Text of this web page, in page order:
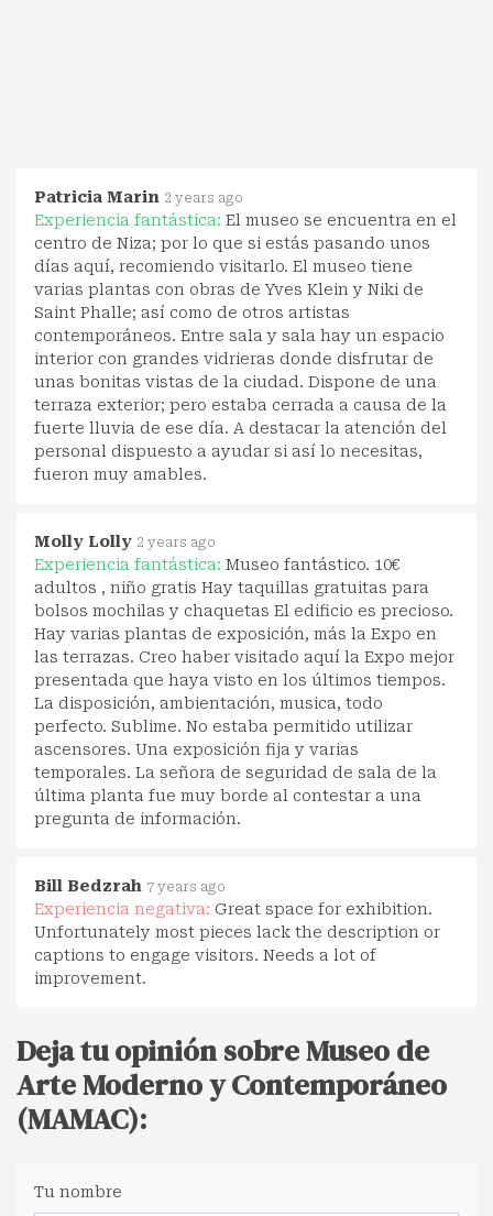
Patricia Marin 2 years ago
Experiencia fantástica: El museo se encuentra en el
centro de Niza; por lo que si estás pasando unos
días aquí, recomiendo visitarlo. El museo tiene
varias plantas con obras de Yves Klein y Niki de
Saint Phalle; así como de otros artistas
contemporáneos. Entre sala y sala hay un espacio
interior con grandes vidrieras donde disfrutar de
unas bonitas vistas de la ciudad. Dispone de una
terraza exterior; pero estaba cerrada a causa de la
fuerte lluvia de ese día. A destacar la atención del
personal dispuesto a ayudar si así lo necesitas,
fueron muy amables.
Molly Lolly 2 years ago
Experiencia fantástica: Museo fantástico. 10€
adultos , niño gratis Hay taquillas gratuitas para
bolsos mochilas y chaquetas El edificio es precioso.
Hay varias plantas de exposición, más la Expo en
las terrazas. Creo haber visitado aquí la Expo mejor
presentada que haya visto en los últimos tiempos.
La disposición, ambientación, musica, todo
perfecto. Sublime. No estaba permitido utilizar
ascensores. Una exposición fija y varias
temporales. La señora de seguridad de sala de la
última planta fue muy borde al contestar a una
pregunta de información.
Bill Bedzrah 7 years ago
Experiencia negativa: Great space for exhibition.
Unfortunately most pieces lack the description or
captions to engage visitors. Needs a lot of
improvement.
Deja tu opinión sobre Museo de
Arte Moderno y Contemporáneo
(MAMAC):
Tu nombre